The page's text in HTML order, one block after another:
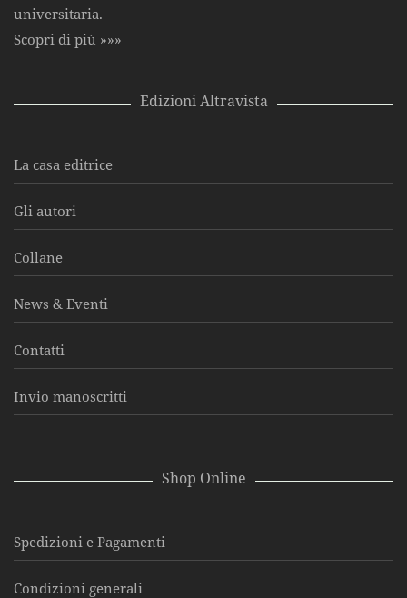
universitaria.
Scopri di più »»»
Edizioni Altravista
La casa editrice
Gli autori
Collane
News & Eventi
Contatti
Invio manoscritti
Shop Online
Spedizioni e Pagamenti
Condizioni generali